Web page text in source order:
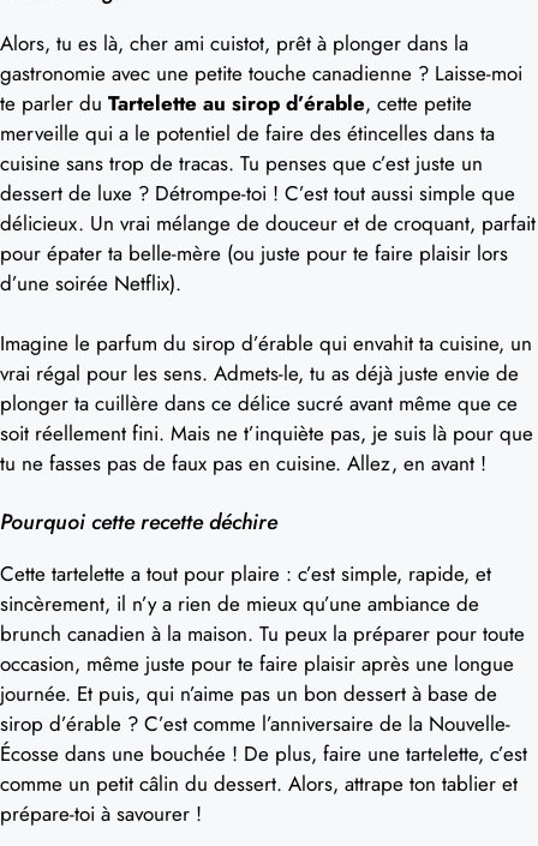
Alors, tu es là, cher ami cuistot, prêt à plonger dans la
gastronomie avec une petite touche canadienne ? Laisse-moi
te parler du Tartelette au sirop d’érable, cette petite
merveille qui a le potentiel de faire des étincelles dans ta
cuisine sans trop de tracas. Tu penses que c’est juste un
dessert de luxe ? Détrompe-toi ! C’est tout aussi simple que
délicieux. Un vrai mélange de douceur et de croquant, parfait
pour épater ta belle-mère (ou juste pour te faire plaisir lors
d’une soirée Netflix).
Imagine le parfum du sirop d’érable qui envahit ta cuisine, un
vrai régal pour les sens. Admets-le, tu as déjà juste envie de
plonger ta cuillère dans ce délice sucré avant même que ce
soit réellement fini. Mais ne t’inquiète pas, je suis là pour que
tu ne fasses pas de faux pas en cuisine. Allez, en avant !
Pourquoi cette recette déchire
Cette tartelette a tout pour plaire : c’est simple, rapide, et
sincèrement, il n’y a rien de mieux qu’une ambiance de
brunch canadien à la maison. Tu peux la préparer pour toute
occasion, même juste pour te faire plaisir après une longue
journée. Et puis, qui n’aime pas un bon dessert à base de
sirop d’érable ? C’est comme l’anniversaire de la Nouvelle-
Écosse dans une bouchée ! De plus, faire une tartelette, c’est
comme un petit câlin du dessert. Alors, attrape ton tablier et
prépare-toi à savourer !